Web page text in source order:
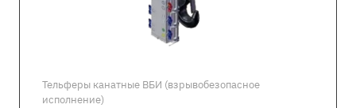
Тельферы канатные ВБИ (взрывобезопасное
исполнение)